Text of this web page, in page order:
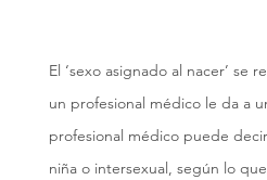
El ‘sexo asignado al nacer’ se
un profesional médico le da a
profesional médico puede
niña o intersexual, según lo